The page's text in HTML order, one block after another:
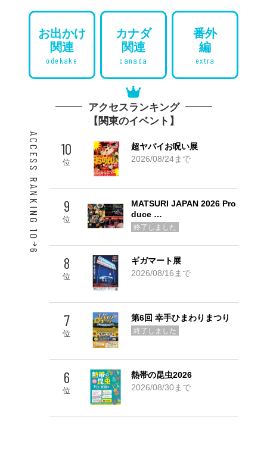
お出かけ
関連
odekake
カナダ
関連
canada
番外
編
extra
アクセスランキング
【関東のイベント】
ACCESS RANKING 10
6
10
位
超ヤバイお呪い展
2026/08/24まで
9
位
MATSURI JAPAN 2026 Pro
duce …
終了しました
8
位
ギガマート展
2026/08/16まで
7
位
第6回 幸手ひまわりまつり
終了しました
6
位
熱帯の昆虫2026
2026/08/30まで